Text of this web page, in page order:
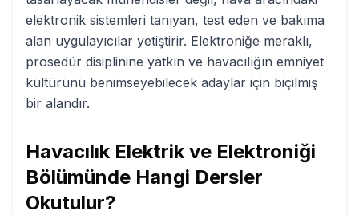
elektronik sistemleri tanıyan, test eden ve bakıma
alan uygulayıcılar yetiştirir. Elektroniğe meraklı,
prosedür disiplinine yatkın ve havacılığın emniyet
kültürünü benimseyebilecek adaylar için biçilmiş
bir alandır.
Havacılık Elektrik ve Elektroniği
Bölümünde Hangi Dersler
Okutulur?